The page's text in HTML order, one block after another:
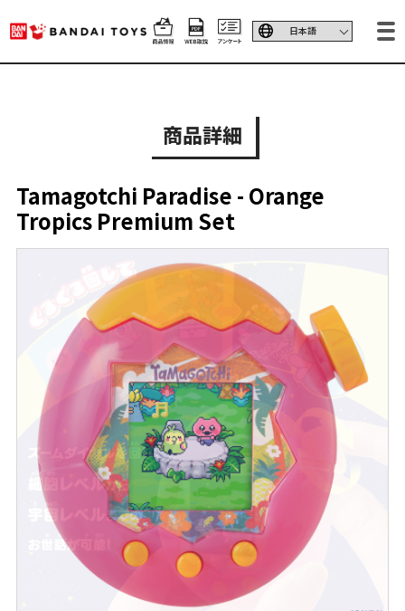
商品詳細
Tamagotchi Paradise - Orange
Tropics Premium Set